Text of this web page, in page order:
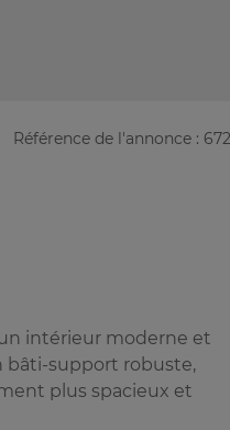
Référence de l'annonce :
intérieur moderne et
bâti-support robuste,
plus spacieux et